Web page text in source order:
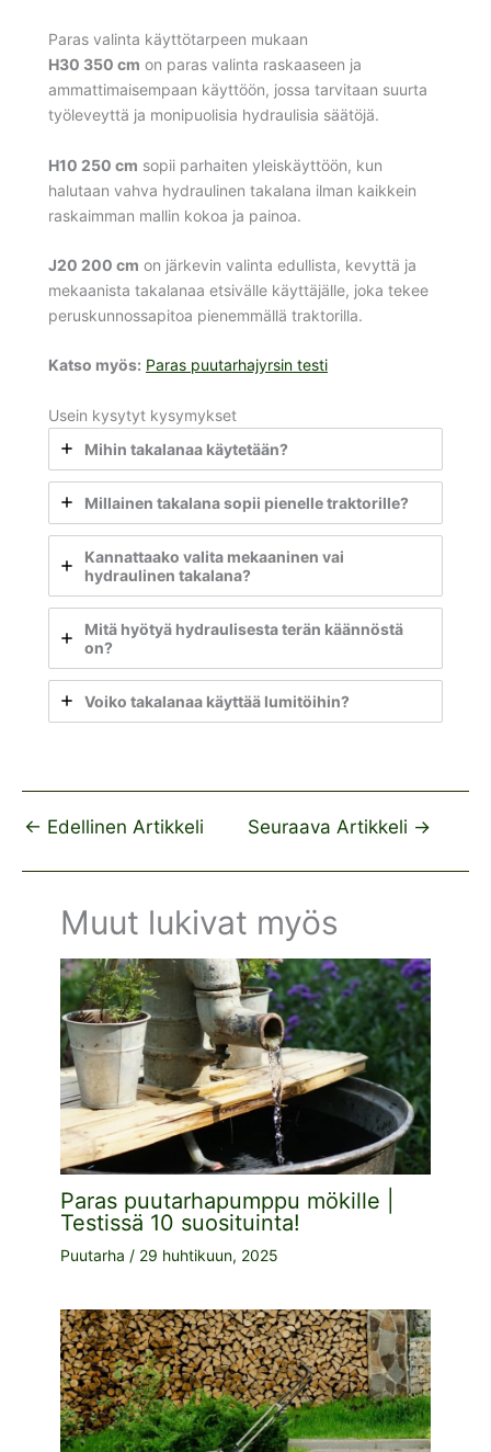
Paras valinta käyttötarpeen mukaan
H30 350 cm on paras valinta raskaaseen ja
ammattimaisempaan käyttöön, jossa tarvitaan suurta
työleveyttä ja monipuolisia hydraulisia säätöjä.
H10 250 cm sopii parhaiten yleiskäyttöön, kun
halutaan vahva hydraulinen takalana ilman kaikkein
raskaimman mallin kokoa ja painoa.
J20 200 cm on järkevin valinta edullista, kevyttä ja
mekaanista takalanaa etsivälle käyttäjälle, joka tekee
peruskunnossapitoa pienemmällä traktorilla.
Katso myös: Paras puutarhajyrsin testi
Usein kysytyt kysymykset
Mihin takalanaa käytetään?
Millainen takalana sopii pienelle traktorille?
Kannattaako valita mekaaninen vai
hydraulinen takalana?
Mitä hyötyä hydraulisesta terän käännöstä
on?
Voiko takalanaa käyttää lumitöihin?
← Edellinen Artikkeli Seuraava Artikkeli →
Muut lukivat myös
Paras puutarhapumppu mökille |
Testissä 10 suosituinta!
Puutarha / 29 huhtikuun, 2025